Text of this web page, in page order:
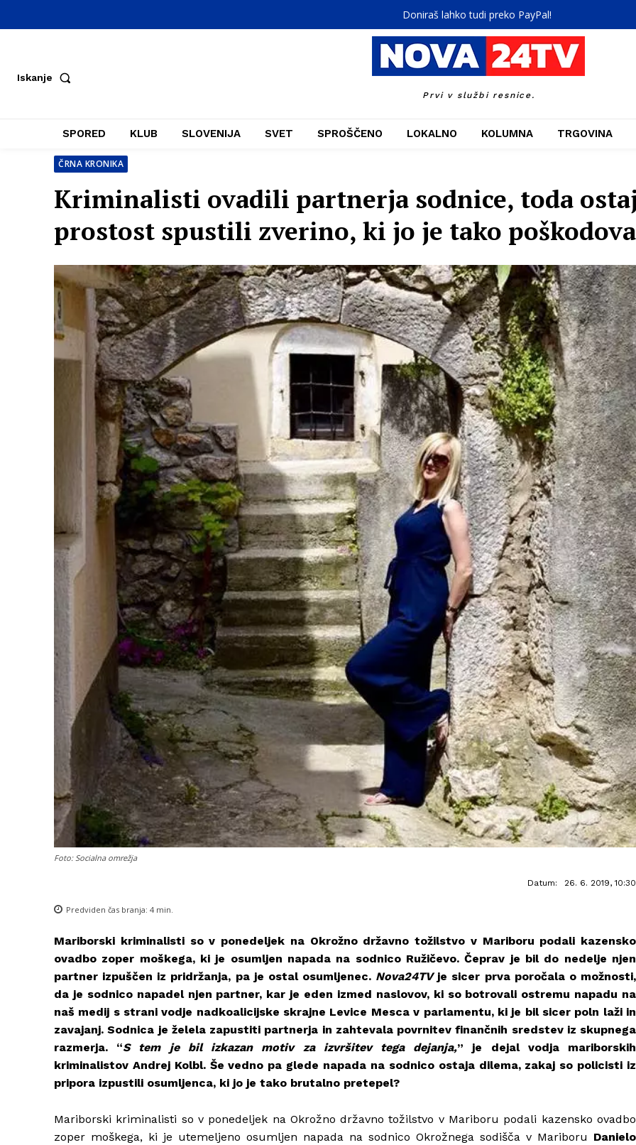
Doniraš lahko tudi preko PayPal!
Iskanje
Prvi v službi resnice.
SPORED KLUB SLOVENIJA SVET SPROŠČENO LOKALNO KOLUMNA TRGOVINA
ČRNA KRONIKA
Kriminalisti ovadili partnerja sodnice, toda
prostost spustili zverino, ki jo je tako
Foto: Socialna omrežja
Datum: 26. 6. 2019, 10:30
Predviden čas branja: 4 min.
Mariborski kriminalisti so v ponedeljek na Okrožno državno tožilstvo v Mariboru podali kazensko
ovadbo zoper moškega, ki je osumljen napada na sodnico Ružičevo. Čeprav je bil do nedelje njen
partner izpuščen iz pridržanja, pa je ostal osumljenec. Nova24TVje sicer prva poročala o možnosti,
da je sodnico napadel njen partner, kar je eden izmed naslovov, ki so botrovali ostremu napadu na
naš medij s strani vodje nadkoalicijske skrajne Levice Mesca v parlamentu, ki je bil sicer poln laži in
zavajanj. Sodnica je želela zapustiti partnerja in zahtevala povrnitev finančnih sredstev iz skupnega
razmerja. “S tem je bil izkazan motiv za izvršitev tega dejanja,” je dejal vodja mariborskih
kriminalistov Andrej Kolbl. Še vedno pa glede napada na sodnico ostaja dilema, zakaj so policisti iz
pripora izpustili osumljenca, ki jo je tako brutalno pretepel?
Mariborski kriminalisti so v ponedeljek na Okrožno državno tožilstvo v Mariboru podali kazensko ovadbo
zoper moškega, ki je utemeljeno osumljen napada na sodnico Okrožnega sodišča v Mariboru Danielo